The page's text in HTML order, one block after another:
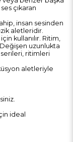
çıkaran
insan sesinden
aletleridir.
kullanılır. Ritim,
Değişen uzunlukta
serileri, ritimleri
aletleriyle
ideal